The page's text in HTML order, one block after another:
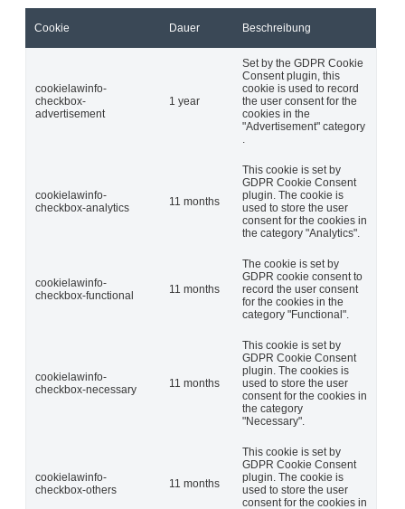
Cookie Dauer Beschreibung
cookielawinfo-
checkbox-
advertisement
1 year
Set by the GDPR Cookie
Consent plugin, this
cookie is used to record
the user consent for the
cookies in the
"Advertisement" category
.
cookielawinfo-
checkbox-analytics
11 months
This cookie is set by
GDPR Cookie Consent
plugin. The cookie is
used to store the user
consent for the cookies in
the category "Analytics".
cookielawinfo-
checkbox-functional
11 months
The cookie is set by
GDPR cookie consent to
record the user consent
for the cookies in the
category "Functional".
cookielawinfo-
checkbox-necessary
11 months
This cookie is set by
GDPR Cookie Consent
plugin. The cookies is
used to store the user
consent for the cookies in
the category
"Necessary".
cookielawinfo-
checkbox-others
11 months
This cookie is set by
GDPR Cookie Consent
plugin. The cookie is
used to store the user
consent for the cookies in